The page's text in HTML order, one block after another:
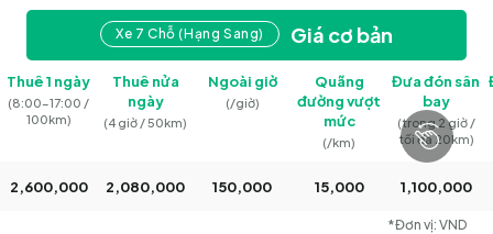
Xe 7 Chỗ (Hạng Sang) Giá cơ bản
Thuê 1 ngày
(8:00–17:00 /
100km)
Thuê nửa
ngày
(4 giờ / 50km)
Ngoài giờ
(/giờ)
Quãng
đường vượt
mức
(/km)
Đưa đón sân
bay
(trong 2 giờ /
tối đa 20km)
2,600,000 2,080,000 150,000 15,000 1,100,000
*Đơn vị: VND